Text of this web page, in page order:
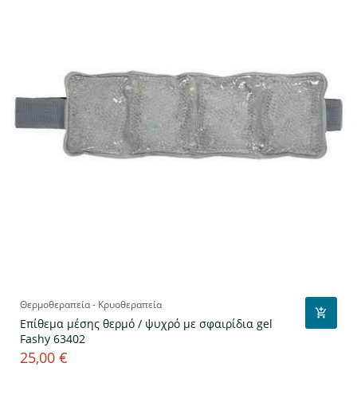
Θερμοθεραπεία - Κρυοθεραπεία
Επίθεμα μέσης θερμό / ψυχρό με σφαιρίδια gel
Fashy 63402
Τιμή
25,00 €